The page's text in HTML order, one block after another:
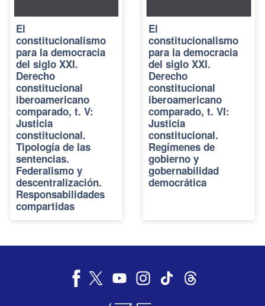
El
constitucionalismo
para la democracia
del siglo XXI.
Derecho
constitucional
iberoamericano
comparado, t. V:
Justicia
constitucional.
Tipología de las
sentencias.
Federalismo y
descentralización.
Responsabilidades
compartidas
El
constitucionalismo
para la democracia
del siglo XXI.
Derecho
constitucional
iberoamericano
comparado, t. VI:
Justicia
constitucional.
Regímenes de
gobierno y
gobernabilidad
democrática